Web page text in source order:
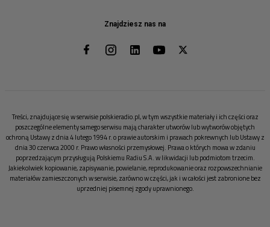
Znajdziesz nas na
Treści, znajdujące się w serwisie polskieradio.pl, w tym wszystkie materiały i ich części oraz
poszczególne elementy samego serwisu mają charakter utworów lub wytworów objętych
ochroną Ustawy z dnia 4 lutego 1994 r. o prawie autorskim i prawach pokrewnych lub Ustawy z
dnia 30 czerwca 2000 r. Prawo własności przemysłowej. Prawa o których mowa w zdaniu
poprzedzającym przysługują Polskiemu Radiu S.A. w likwidacji lub podmiotom trzecim.
Jakiekolwiek kopiowanie, zapisywanie, powielanie, reprodukowanie oraz rozpowszechnianie
materiałów zamieszczonych w serwisie, zarówno w części, jak i w całości jest zabronione bez
uprzedniej pisemnej zgody uprawnionego.